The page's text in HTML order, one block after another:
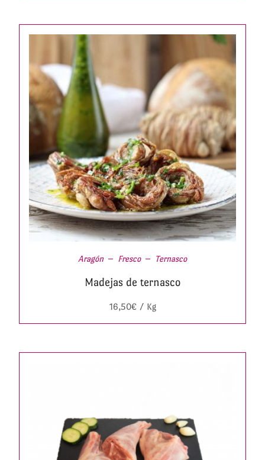
Aragón Fresco Ternasco
Madejas de ternasco
16,50€/ Kg